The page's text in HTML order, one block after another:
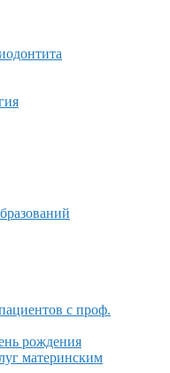
с проф.
рождения
материнским